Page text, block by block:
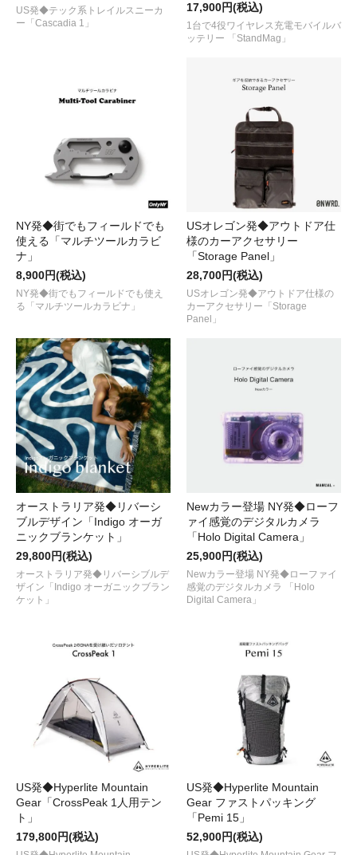
US発◆テック系トレイルスニーカ
ー「Cascadia 1」
17,900円(税込)
1台で4役ワイヤレス充電モバイルバ
ッテリー 「StandMag」
NY発◆街でもフィールドでも
使える「マルチツールカラビ
ナ」
8,900円(税込)
NY発◆街でもフィールドでも使え
る「マルチツールカラビナ」
USオレゴン発◆アウトドア仕
様のカーアクセサリー
「Storage Panel」
28,700円(税込)
USオレゴン発◆アウトドア仕様の
カーアクセサリー「Storage
Panel」
オーストラリア発◆リバーシ
ブルデザイン「Indigo オーガ
ニックブランケット」
29,800円(税込)
オーストラリア発◆リバーシブルデ
ザイン「Indigo オーガニックブラン
ケット」
Newカラー登場 NY発◆ローフ
ァイ感覚のデジタルカメラ
「Holo Digital Camera」
25,900円(税込)
Newカラー登場 NY発◆ローファイ
感覚のデジタルカメラ 「Holo
Digital Camera」
US発◆Hyperlite Mountain
Gear「CrossPeak 1人用テン
ト」
179,800円(税込)
US発◆Hyperlite Mountain
Gear ファストパッキング
「Pemi 15」
52,900円(税込)